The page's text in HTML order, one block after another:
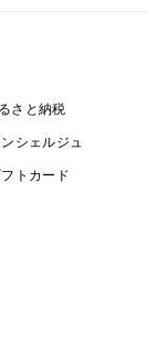
さと納税
シェルジュ
トカード